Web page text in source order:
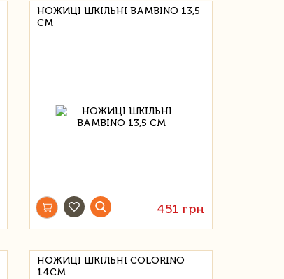
НОЖИЦІ ШКІЛЬНІ BAMBINO 13,5
СМ
451 грн
НОЖИЦІ ШКІЛЬНІ COLORINO
14СМ